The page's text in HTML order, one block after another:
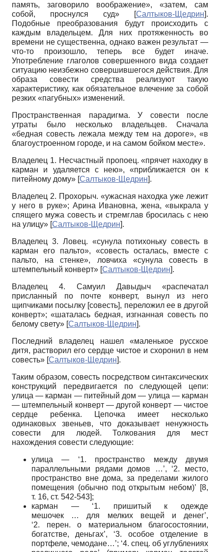
память, заговорило воображение», «затем, сам
собой, проснулся суд»
[Салтыков-Щедрин].
Подобные преобразования будут происходить с
каждым владельцем. Для них протяженность во
времени не существенна, однако важен результат —
что-то произошло, теперь все будет иначе.
Употребление глаголов совершенного вида создает
ситуацию неизбежно совершившегося действия. Для
образа совести средства реализуют такую
характеристику, как обязательное влечение за собой
резких «пагубных» изменений.
Пространственная парадигма. У совести после
утраты было несколько владельцев. Сначала
«бедная совесть лежала между тем на дороге», «в
благоустроенном городе, и на самом бойком месте».
Владелец 1. Несчастный пропоец. «прячет находку в
карман и удаляется с нею», «приближается он к
питейному дому» [Салтыков-Щедрин].
Владелец 2. Прохорыч. «ужасная находка уже лежит
у него в руке»; Арина Ивановна, жена, «выкрала у
спящего мужа совесть и стремглав бросилась с нею
на улицу» [Салтыков-Щедрин].
Владелец 3. Ловец. «сунула потихоньку совесть в
карман его пальто», «совесть осталась, вместе с
пальто, на стенке», ловчиха «сунула совесть в
штемпельный конверт» [Салтыков-Щедрин].
Владелец 4. Самуил Давыдыч «распечатал
присланный по почте конверт, вынул из него
щипчиками посылку [совесть], переложил ее в другой
конверт»; «шаталась бедная, изгнанная совесть по
белому свету» [Салтыков-Щедрин].
Последний владелец нашел «маленькое русское
дитя, растворил его сердце чистое и схоронил в нем
совесть» [Салтыков-Щедрин].
Таким образом, совесть посредством синтаксических
конструкций передвигается по следующей цепи:
улица — карман — питейный дом — улица — карман
— штемпельный конверт — другой конверт — чистое
сердце ребенка. Цепочка имеет несколько
одинаковых звеньев, что доказывает ненужность
совести для людей. Толкования для мест
нахождения совести следующие:
улица — ‘1. пространство между двумя
параллельными рядами домов …’, ‘2. место,
пространство вне дома, за пределами жилого
помещения (обычно под открытым небом)’ [8,
т. 16, ст. 542-543];
карман — ‘1. пришитый к одежде
мешочек … для мелких вещей и денег’,
‘2. перен. о материальном благосостоянии,
богатстве, деньгах’, ‘3. особое отделение в
портфеле, чемодане…’; ‘4. cпец. об углублениях